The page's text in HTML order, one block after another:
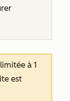
à 1
est